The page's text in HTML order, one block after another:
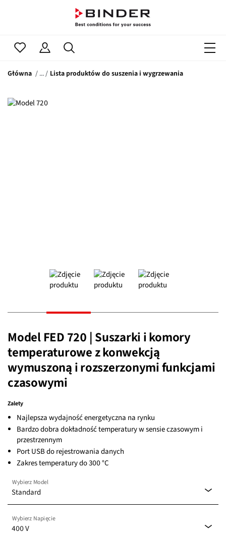
Główna Lista produktów do suszenia i wygrzewania
Model FED 720 | Suszarki i komory
temperaturowe z konwekcją
wymuszoną i rozszerzonymi funkcjami
czasowymi
Zalety
Najlepsza wydajność energetyczna na rynku
Bardzo dobra dokładność temperatury w sensie czasowym i
przestrzennym
Port USB do rejestrowania danych
Zakres temperatury do 300 °C
Standard
Wybierz Model
Standard
400 V
Wybierz Napięcie